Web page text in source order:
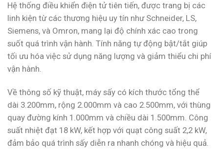
Hệ thống điều khiển điện tử tiên tiến, được trang bị các
linh kiện từ các thương hiệu uy tín như Schneider, LS,
Siemens, và Omron, mang lại độ chính xác cao trong
suốt quá trình vận hành. Tính năng tự động bật/tắt giúp
tối ưu hóa việc sử dụng năng lượng và giảm thiểu chi phí
vận hành.
Về thông số kỹ thuật, máy sấy có kích thước tổng thể
dài 3.200mm, rộng 2.000mm và cao 2.500mm, với thùng
quay đường kính 1.000mm và chiều dài 1.500mm. Công
suất nhiệt đạt 18 kW, kết hợp với quạt công suất 2,2 kW,
đảm bảo quá trình sấy diễn ra nhanh chóng và hiệu quả.